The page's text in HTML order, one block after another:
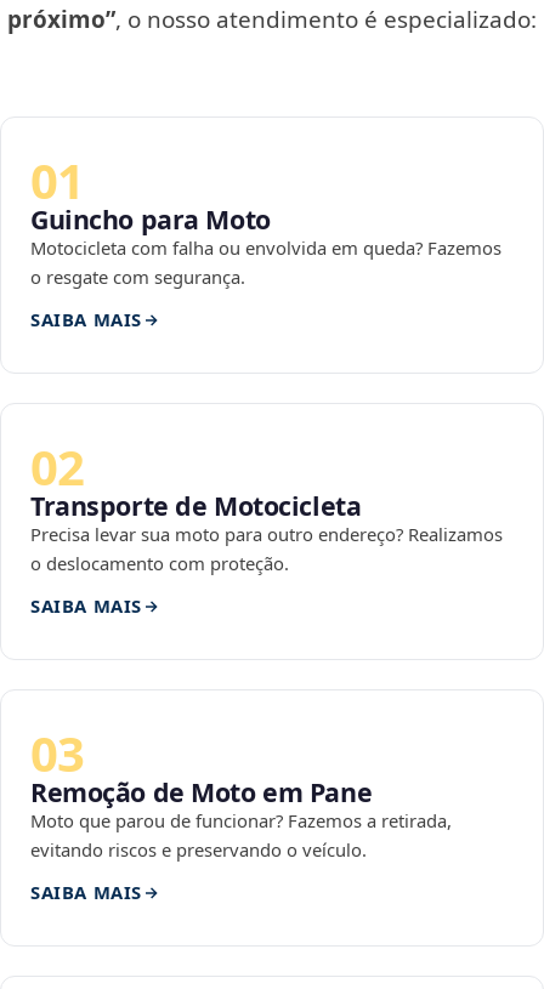
próximo”, o nosso atendimento é especializado:
01
Guincho para Moto
Motocicleta com falha ou envolvida em queda? Fazemos
o resgate com segurança.
SAIBA MAIS
02
Transporte de Motocicleta
Precisa levar sua moto para outro endereço? Realizamos
o deslocamento com proteção.
SAIBA MAIS
03
Remoção de Moto em Pane
Moto que parou de funcionar? Fazemos a retirada,
evitando riscos e preservando o veículo.
SAIBA MAIS